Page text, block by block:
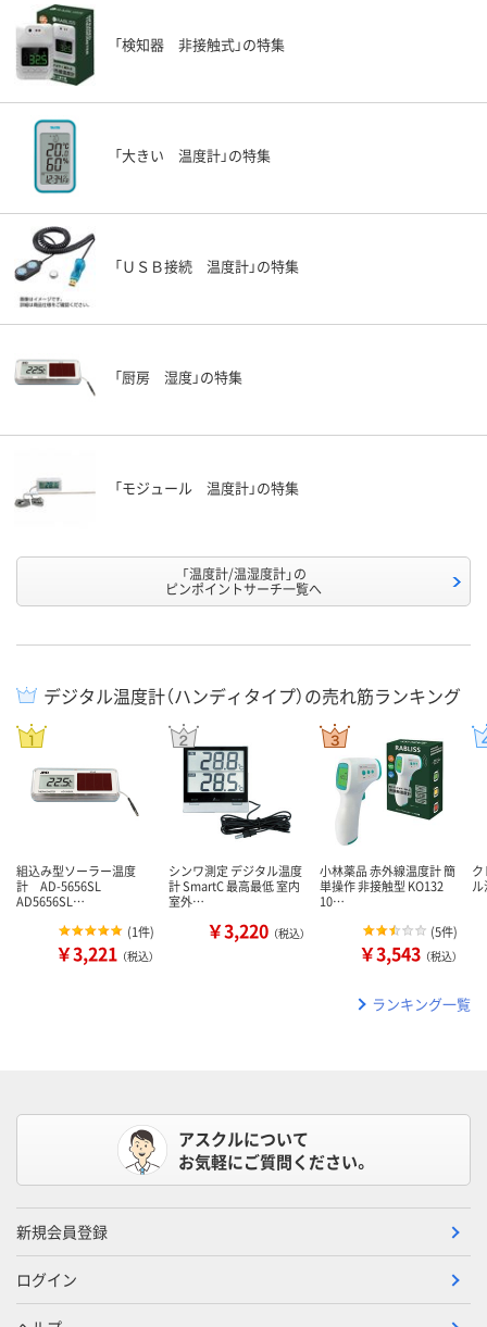
「検知器 非接触式」の特集
「大きい 温度計」の特集
「ＵＳＢ接続 温度計」の特集
「厨房 湿度」の特集
「モジュール 温度計」の特集
「温度計/温湿度計」の
ピンポイントサーチ一覧へ
デジタル温度計（ハンディタイプ）の売れ筋ランキング
組込み型ソーラー温度
計 AD-5656SL
AD5656SL…
(1件)
￥3,221 （税込）
シンワ測定 デジタル温度
計 SmartC 最高最低 室内
室外…
￥3,220 （税込）
小林薬品 赤外線温度計 簡
単操作 非接触型 KO132
10…
(5件)
￥3,543 （税込）
ランキング一覧
アスクルについて
お気軽にご質問ください。
新規会員登録
ログイン